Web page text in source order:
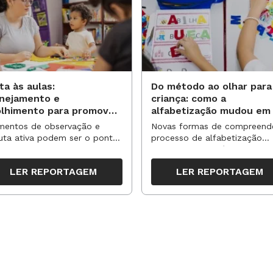
alunos se familiarizem com as
caso de os alunos não conseguirem
auxiliar para facilitar o entendimento.
a serem resolvidas utilizando a
às aulas:
e
para promover
aprendizagens
de observação e
ativa podem ser o ponto
espaços e propostas no
semestre
LER REPORTAGEM
Do método ao olhar para
criança: como a
alfabetização mudou em
anos?
Novas formas de
processo de alfabetização
influenciaram políticas e
práticas, transformando o
da leitura e da escrita
LER REPORTAGEM